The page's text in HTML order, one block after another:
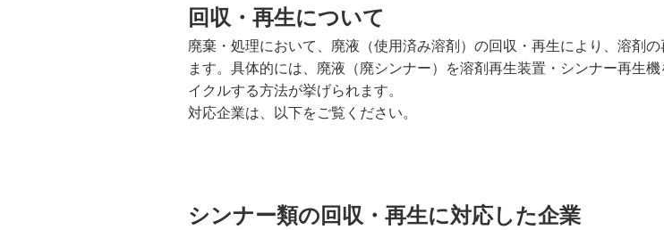
回収・再生について
廃棄・処理において、廃液（使用済み溶剤）の回収・再生により、溶剤
ます。具体的には、廃液（廃シンナー）を溶剤再生装置・シンナー再生
イクルする方法が挙げられます。
対応企業は、以下をご覧ください。
シンナー類の回収・再生に対応した企業